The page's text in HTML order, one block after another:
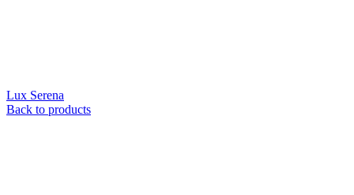
Lux Serena
Back to products